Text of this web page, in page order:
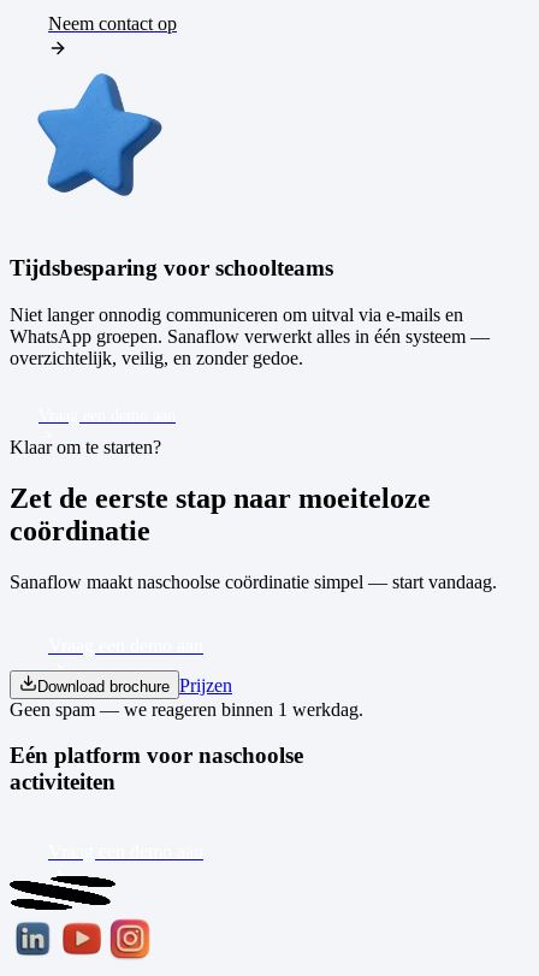
Neem contact op
Tijdsbesparing voor schoolteams
Niet langer onnodig communiceren om uitval via e-mails en
WhatsApp groepen. Sanaflow verwerkt alles in één systeem —
overzichtelijk, veilig, en zonder gedoe.
Klaar om te starten?
Zet de eerste stap naar moeiteloze
coördinatie
Sanaflow maakt naschoolse coördinatie simpel — start vandaag.
Download brochure Prijzen
Geen spam — we reageren binnen 1 werkdag.
Eén platform voor naschoolse
activiteiten